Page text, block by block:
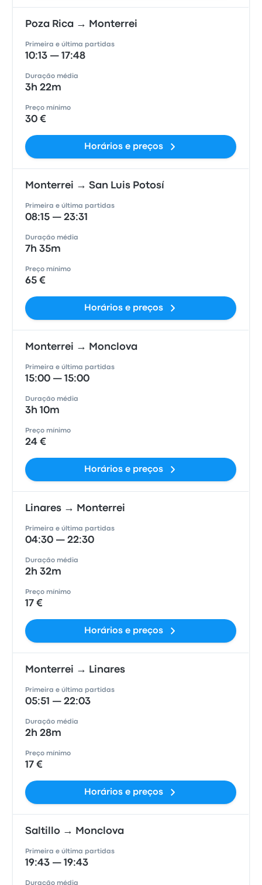
Poza Rica → Monterrei
Primeira e última partidas
10:13 — 17:48
Duração média
3h 22m
Preço mínimo
30 €
Horários e preços
Monterrei → San Luis Potosí
Primeira e última partidas
08:15 — 23:31
Duração média
7h 35m
Preço mínimo
65 €
Horários e preços
Monterrei → Monclova
Primeira e última partidas
15:00 — 15:00
Duração média
3h 10m
Preço mínimo
24 €
Horários e preços
Linares → Monterrei
Primeira e última partidas
04:30 — 22:30
Duração média
2h 32m
Preço mínimo
17 €
Horários e preços
Monterrei → Linares
Primeira e última partidas
05:51 — 22:03
Duração média
2h 28m
Preço mínimo
17 €
Horários e preços
Saltillo → Monclova
Primeira e última partidas
19:43 — 19:43
Duração média